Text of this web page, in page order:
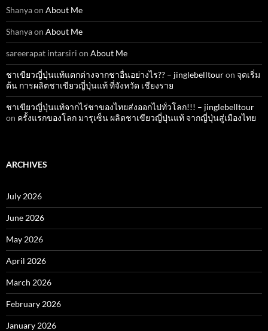
Shanyaon About Me
Shanyaon About Me
sareerapat intarsiri on About Me
ชาเขียวญี่ปุ่นแท้แตกต่างจากชาอื่นอย่างไร?? – jinglebelltouron จุดเริ่ม
ต้น การผลิตชาเขียวญี่ปุ่นแท้ ที่จังหวัด เชียงราย
ชาเขียวญี่ปุ่นแท้จากไร่ชาของไทยส่งออกไปทั่วโลก!!! – jinglebelltour
on ครั้งแรกของโลก มารุเซ็น ผลิตชาเขียวญี่ปุ่นแท้ จากญี่ปุ่นสู่เมืองไทย
ARCHIVES
July 2026
June 2026
May 2026
April 2026
March 2026
February 2026
January 2026